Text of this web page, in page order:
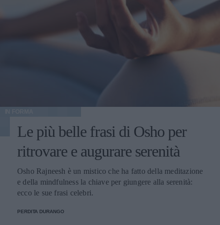
Le più belle frasi di Osho per
ritrovare e augurare serenità
Osho Rajneesh è un mistico che ha fatto della meditazione
e della mindfulness la chiave per giungere alla serenità:
ecco le sue frasi celebri.
PERDITA DURANGO